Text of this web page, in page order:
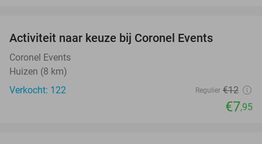
Activiteit naar keuze bij Coronel Events
Coronel Events
Huizen (8 km)
Verkocht: 122
Regulier €12
€7,95